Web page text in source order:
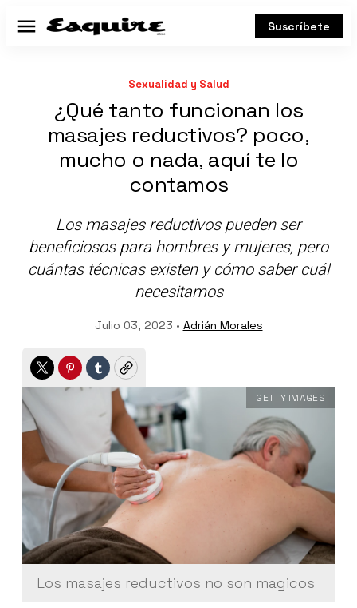
Menú Suscríbete
Sexualidad y Salud
¿Qué tanto funcionan los
masajes reductivos? poco,
mucho o nada, aquí te lo
contamos
Los masajes reductivos pueden ser
beneficiosos para hombres y mujeres, pero
cuántas técnicas existen y cómo saber cuál
necesitamos
Julio 03, 2023 • Adrián Morales
TwitterPinterest
TumblrCopy
Los masajes reductivos no son magicos
GETTY IMAGES